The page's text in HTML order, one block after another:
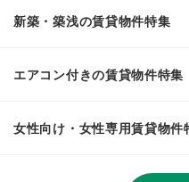
新築・築浅の賃貸物件特集
エアコン付きの賃貸物件特集
女性向け・女性専用賃貸物件